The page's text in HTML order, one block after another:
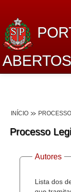
Lei de Acesso à
Dados
Planejamento
INÍCIO
Processo
Autores
Lista dos